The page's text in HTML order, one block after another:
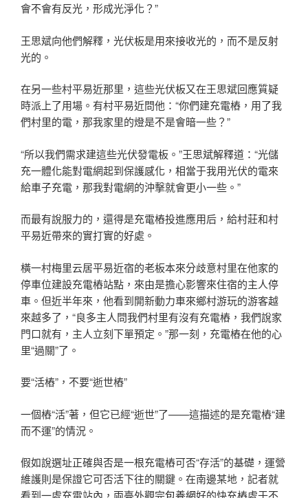
會不會有反光，形成光淨化？”
王思斌向他們解釋，光伏板是用來接收光的，而不是反射
光的。
在另一些村平易近那里，這些光伏板又在王思斌回應質疑
時派上了用場。有村平易近問他：“你們建充電樁，用了我
們村里的電，那我家里的燈是不是會暗一些？”
“所以我們需求建這些光伏發電板。”王思斌解釋道：“光儲
充一體化能對電網起到保護感化，相當于我用光伏的電來
給車子充電，那我對電網的沖擊就會更小一些。”
而最有說服力的，還得是充電樁投進應用后，給村莊和村
平易近帶來的實打實的好處。
橫一村梅里云居平易近宿的老板本來分歧意村里在他家的
停車位建設充電樁站點，來由是擔心影響來住宿的主人停
車。但近半年來，他看到開新動力車來鄉村游玩的游客越
來越多了，“良多主人問我們村里有沒有充電樁，我們說家
門口就有，主人立刻下單預定。”那一刻，充電樁在他的心
里“過關”了。
要“活樁”，不要“逝世樁”
一個樁“活”著，但它已經“逝世”了——這描述的是充電樁“建
而不運”的情況。
假如說選址正確與否是一根充電樁可否“存活”的基礎，運營
維護則是保證它可否活下往的關鍵。在南邊某地，記者就
看到一處充電站內，兩臺外觀完包養網好的快充樁處于不